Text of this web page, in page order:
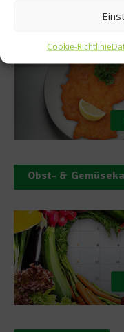
Cookie-Richtlinie
Was isst
Obst- &